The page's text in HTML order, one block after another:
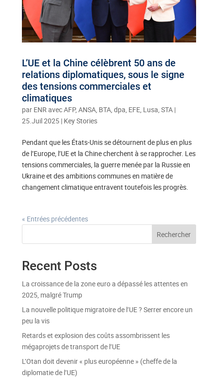
L’UE et la Chine célèbrent 50 ans de
relations diplomatiques, sous le signe
des tensions commerciales et
climatiques
par ENR avec AFP, ANSA, BTA, dpa, EFE, Lusa, STA|
25.Juil 2025| Key Stories
Pendant que les États-Unis se détournent de plus en plus
de l’Europe, l’UE et la Chine cherchent à se rapprocher. Les
tensions commerciales, la guerre menée par la Russie en
Ukraine et des ambitions communes en matière de
changement climatique entravent toutefois les progrès.
« Entrées précédentes
Rechercher
Recent Posts
La croissance de la zone euro a dépassé les attentes en
2025, malgré Trump
La nouvelle politique migratoire de l’UE ? Serrer encore un
peu la vis
Retards et explosion des coûts assombrissent les
mégaprojets de transport de l’UE
L’Otan doit devenir « plus européenne » (cheffe de la
diplomatie de l’UE)